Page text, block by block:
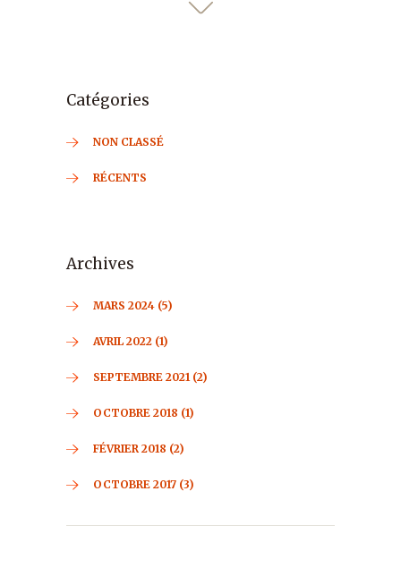
Catégories
NON CLASSÉ
RÉCENTS
Archives
MARS 2024 (5)
AVRIL 2022 (1)
SEPTEMBRE 2021 (2)
OCTOBRE 2018 (1)
FÉVRIER 2018 (2)
OCTOBRE 2017 (3)